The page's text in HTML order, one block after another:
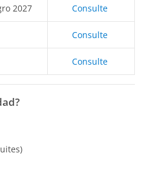
2027 Consulte
Consulte
Consulte